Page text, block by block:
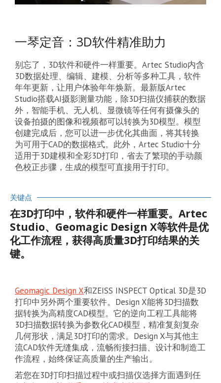
一琴定音：3D软件精准助力
别忘了，3D软件和硬件一样重要。Artec Studio内含
3D数据处理、编辑、建模、分析等多种工具，软件
年年更新，让用户体验年年焕新。最新版Artec
Studio搭载AI摄影测量功能，除3D扫描仪捕获的数据
外，智能手机、无人机、显微镜等任何有摄像头的
设备拍摄的图像和视频都可以转换为3D模型。模型
创建完成后，您可以进一步优化其曲面，将其转换
为可用于CAD的数据格式。此外，Artec Studio十分
适用于3D建模和全彩3D打印，省去了繁琐的手动颜
色校正步骤，生成的模型可直接用于打印。
关键点
在3D打印中，软件和硬件一样重要。Artec
Studio、Geomagic Design X等软件是优
化工作流程，获得高质量3D打印结果的关
键。
Geomagic Design X和ZEISS INSPECT Optical 3D是3D
打印中另外两个重要软件。Design X能将3D扫描数
据转换为高精度CAD模型。它的逆向工程工具能将
3D扫描数据转换为参数化CAD模型，精准复刻复杂
几何形状，满足3D打印的需求。Design X与其他主
流CAD软件无缝集成，流畅衔接扫描、设计和制造工
作流程，始终保证高质量的生产输出。
若您在3D打印扫描过程中或扫描仪选择方面遇到任